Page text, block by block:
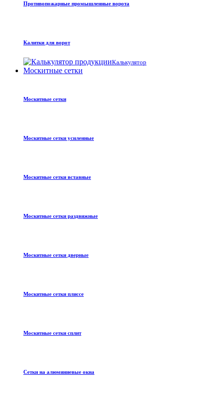
Противопожарные промышленные ворота
Калитки для ворот
Калькулятор
Москитные сетки
Москитные сетки
Москитные сетки усиленные
Москитные сетки вставные
Москитные сетки раздвижные
Москитные сетки дверные
Москитные сетки плиссе
Москитные сетки сплит
Сетки на алюминиевые окна